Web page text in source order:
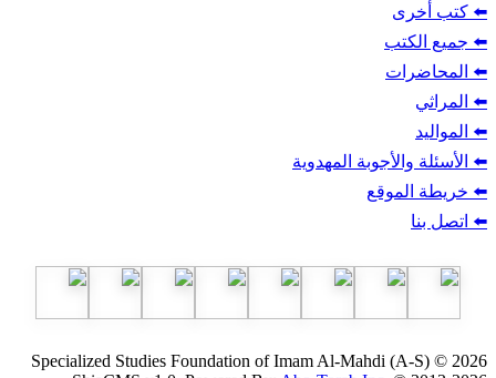
المهدوية
Specialized Studies Foundation of Imam Al-Mahdi